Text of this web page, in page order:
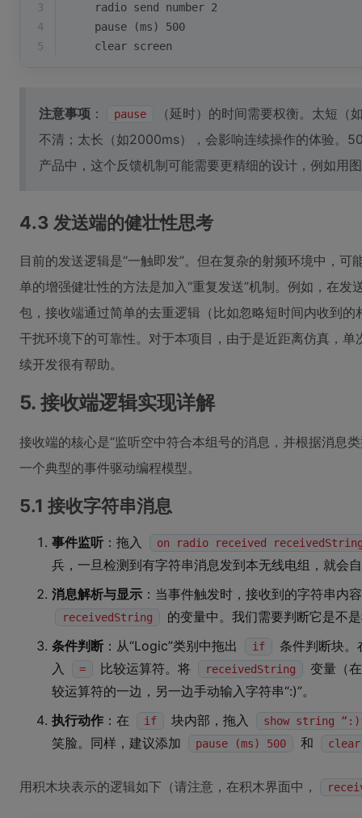
3
    radio send number 2
4
    pause (ms) 500
5
    clear screen
注意事项 ： pause
（延时）的时间需要权衡。太短
不清；太长（如2000ms），会影响连续操作的体验。
产品中，这个反馈机制可能需要更精细的设计，例如用
4.3 发送端的健壮性思考
目前的发送逻辑是“一触即发”。但在复杂的射频环境中，可
单的增强健壮性的方法是加入“重复发送”机制。例如，在
包，接收端通过简单的去重逻辑（比如忽略短时间内收到
干扰环境下的可靠性。对于本项目，由于是近距离仿真，
续开发很有帮助。
5. 接收端逻辑实现详解
接收端的核心是“监听空中符合本组号的消息，并根据消息
一个典型的事件驱动编程模型。
5.1 接收字符串消息
事件监听 ：拖入 on radio received
兵，一旦检测到有字符串消息发到本无线电组，就会
消息解析与显示 ：当事件触发时，接收到的字符串内
receivedString
的变量中。我们需要判断它是不
条件判断 ：从“Logic”类别中拖出 if
条件判断块
入
= 比较运算符。将 receivedString
变量（
较运算符的一边，另一边手动输入字符串“:)”。
执行动作 ：在 if 块内部，拖入 show string
笑脸。同样，建议添加 pause (ms) 500 和 clear
用积木块表示的逻辑如下（请注意，在积木界面中，